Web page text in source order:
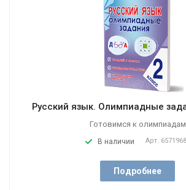
Русский язык. Олимпиадные
Готовимся к олимпиадам
В наличии Арт.
Подробнее